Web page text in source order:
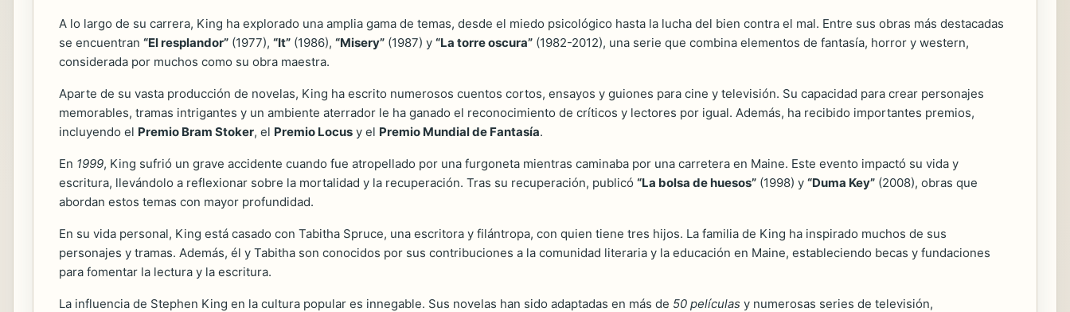
A lo largo de su carrera, King ha explorado una amplia gama de temas, desde el miedo psicológico hasta la lucha del bien contra el mal. Entre sus obras más destacadas
se encuentran “El resplandor” (1977), “It” (1986), “Misery” (1987) y “La torre oscura” (1982-2012), una serie que combina elementos de fantasía, horror y western,
considerada por muchos como su obra maestra.
Aparte de su vasta producción de novelas, King ha escrito numerosos cuentos cortos, ensayos y guiones para cine y televisión. Su capacidad para crear personajes
memorables, tramas intrigantes y un ambiente aterrador le ha ganado el reconocimiento de críticos y lectores por igual. Además, ha recibido importantes premios,
incluyendo el Premio Bram Stoker, el Premio Locus y el Premio Mundial de Fantasía.
En 1999, King sufrió un grave accidente cuando fue atropellado por una furgoneta mientras caminaba por una carretera en Maine. Este evento impactó su vida y
escritura, llevándolo a reflexionar sobre la mortalidad y la recuperación. Tras su recuperación, publicó “La bolsa de huesos” (1998) y “Duma Key” (2008), obras que
abordan estos temas con mayor profundidad.
En su vida personal, King está casado con Tabitha Spruce, una escritora y filántropa, con quien tiene tres hijos. La familia de King ha inspirado muchos de sus
personajes y tramas. Además, él y Tabitha son conocidos por sus contribuciones a la comunidad literaria y la educación en Maine, estableciendo becas y fundaciones
para fomentar la lectura y la escritura.
La influencia de Stephen King en la cultura popular es innegable. Sus novelas han sido adaptadas en más de 50 películas y numerosas series de televisión,